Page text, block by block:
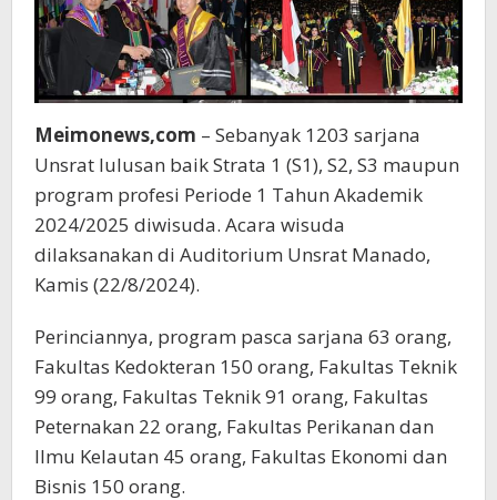
Meimonews,com – Sebanyak 1203 sarjana
Unsrat lulusan baik Strata 1 (S1), S2, S3 maupun
program profesi Periode 1 Tahun Akademik
2024/2025 diwisuda. Acara wisuda
dilaksanakan di Auditorium Unsrat Manado,
Kamis (22/8/2024).
Perinciannya, program pasca sarjana 63 orang,
Fakultas Kedokteran 150 orang, Fakultas Teknik
99 orang, Fakultas Teknik 91 orang, Fakultas
Peternakan 22 orang, Fakultas Perikanan dan
Ilmu Kelautan 45 orang, Fakultas Ekonomi dan
Bisnis 150 orang.